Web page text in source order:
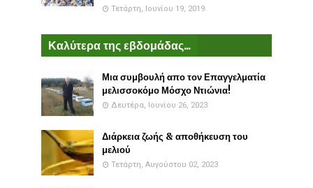
Τετάρτη, Ιουνίου 19, 2019
Καλύτερα της εβδομάδας...
Μια συμβουλή απο τον Επαγγελματία
μελισσοκόμο Μόσχο Ντιώνια!
Δευτέρα, Ιουνίου 26, 2023
Διάρκεια ζωής & αποθήκευση του
μελιού
Τετάρτη, Αυγούστου 02, 2023